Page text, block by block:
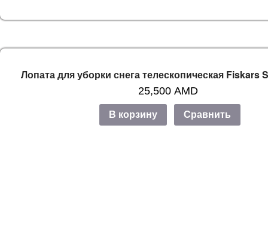
Лопата для уборки снега телескопическая Fiskars
25,500 AMD
В корзину Сравнить